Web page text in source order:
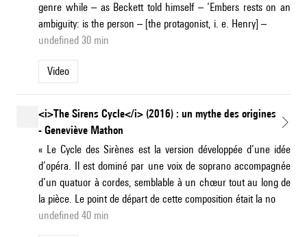
genre while – as Beckett told himself – ‘Embers rests on an
ambiguity: is the person – [the protagonist, i. e. Henry] –
undefined 30 min
Video
<i>The Sirens Cycle</i> (2016) : un mythe des origines
- Geneviève Mathon
« Le Cycle des Sirènes est la version développée d’une idée
d’opéra. Il est dominé par une voix de soprano accompagnée
d’un quatuor à cordes, semblable à un chœur tout au long de
la pièce. Le point de départ de cette composition était la no
undefined 40 min